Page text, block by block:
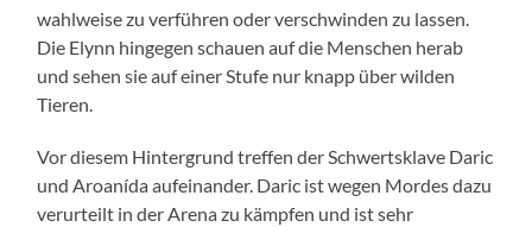
wahlweise zu verführen oder verschwinden zu lassen.
Die Elynn hingegen schauen auf die Menschen herab
und sehen sie auf einer Stufe nur knapp über wilden
Tieren.
Vor diesem Hintergrund treffen der Schwertsklave Daric
und Aroanída aufeinander. Daric ist wegen Mordes dazu
verurteilt in der Arena zu kämpfen und ist sehr